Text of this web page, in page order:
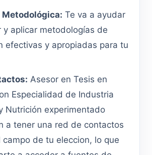
Metodológica: Te va a ayudar
y aplicar metodologías de
efectivas y apropiadas para tu
Asesor en Tesis en
Especialidad de Industria
Nutrición experimentado
a tener una red de contactos
campo de tu eleccion, lo que